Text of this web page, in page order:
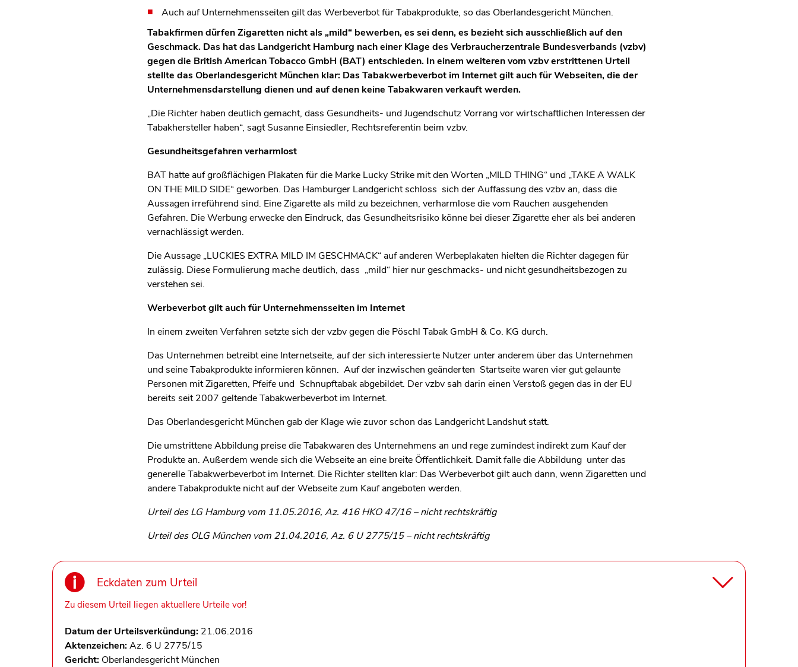
Auch auf Unternehmensseiten gilt das Werbeverbot für Tabakprodukte, so das Oberlandesgericht München.
Tabakfirmen dürfen Zigaretten nicht als „mild“ bewerben, es sei denn, es bezieht sich ausschließlich auf den
Geschmack. Das hat das Landgericht Hamburg nach einer Klage des Verbraucherzentrale Bundesverbands (vzbv)
gegen die British American Tobacco GmbH (BAT) entschieden. In einem weiteren vom vzbv erstrittenen Urteil
stellte das Oberlandesgericht München klar: Das Tabakwerbeverbot im Internet gilt auch für Webseiten, die der
Unternehmensdarstellung dienen und auf denen keine Tabakwaren verkauft werden.
„Die Richter haben deutlich gemacht, dass Gesundheits- und Jugendschutz Vorrang vor wirtschaftlichen Interessen der
Tabakhersteller haben“, sagt Susanne Einsiedler, Rechtsreferentin beim vzbv.
Gesundheitsgefahren verharmlost
BAT hatte auf großflächigen Plakaten für die Marke Lucky Strike mit den Worten „MILD THING“ und „TAKE A WALK
ON THE MILD SIDE“ geworben. Das Hamburger Landgericht schloss sich der Auffassung des vzbv an, dass die
Aussagen irreführend sind. Eine Zigarette als mild zu bezeichnen, verharmlose die vom Rauchen ausgehenden
Gefahren. Die Werbung erwecke den Eindruck, das Gesundheitsrisiko könne bei dieser Zigarette eher als bei anderen
vernachlässigt werden.
Die Aussage „LUCKIES EXTRA MILD IM GESCHMACK“ auf anderen Werbeplakaten hielten die Richter dagegen für
zulässig. Diese Formulierung mache deutlich, dass „mild“ hier nur geschmacks- und nicht gesundheitsbezogen zu
verstehen sei.
Werbeverbot gilt auch für Unternehmensseiten im Internet
In einem zweiten Verfahren setzte sich der vzbv gegen die Pöschl Tabak GmbH & Co. KG durch.
Das Unternehmen betreibt eine Internetseite, auf der sich interessierte Nutzer unter anderem über das Unternehmen
und seine Tabakprodukte informieren können. Auf der inzwischen geänderten Startseite waren vier gut gelaunte
Personen mit Zigaretten, Pfeife und Schnupftabak abgebildet. Der vzbv sah darin einen Verstoß gegen das in der EU
bereits seit 2007 geltende Tabakwerbeverbot im Internet.
Das Oberlandesgericht München gab der Klage wie zuvor schon das Landgericht Landshut statt.
Die umstrittene Abbildung preise die Tabakwaren des Unternehmens an und rege zumindest indirekt zum Kauf der
Produkte an. Außerdem wende sich die Webseite an eine breite Öffentlichkeit. Damit falle die Abbildung unter das
generelle Tabakwerbeverbot im Internet. Die Richter stellten klar: Das Werbeverbot gilt auch dann, wenn Zigaretten und
andere Tabakprodukte nicht auf der Webseite zum Kauf angeboten werden.
Urteil des LG Hamburg vom 11.05.2016, Az. 416 HKO 47/16 – nicht rechtskräftig
Urteil des OLG München vom 21.04.2016, Az. 6 U 2775/15 – nicht rechtskräftig
Eckdaten zum Urteil
Zu diesem Urteil liegen aktuellere Urteile vor!
Datum der Urteilsverkündung: 21.06.2016
Aktenzeichen:Az. 6 U 2775/15
Gericht: Oberlandesgericht München